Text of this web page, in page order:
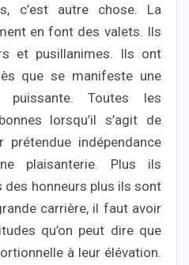
c’est autre chose. La
en font des valets. Ils
et pusillanimes. Ils ont
que se manifeste une
puissante. Toutes les
lorsqu’il s’agit de
indépendance
plaisanterie. Plus ils
des honneurs plus ils sont
carrière, il faut avoir
qu’on peut dire que
à leur élévation.